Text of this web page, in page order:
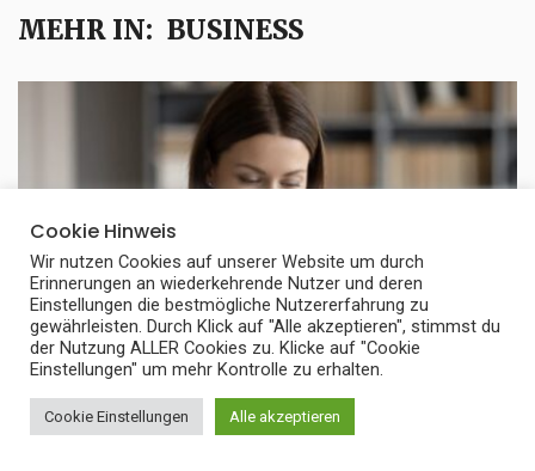
MEHR IN: BUSINESS
Cookie Hinweis
Wir nutzen Cookies auf unserer Website um durch
Erinnerungen an wiederkehrende Nutzer und deren
Einstellungen die bestmögliche Nutzererfahrung zu
gewährleisten. Durch Klick auf "Alle akzeptieren", stimmst du
der Nutzung ALLER Cookies zu. Klicke auf "Cookie
Einstellungen" um mehr Kontrolle zu erhalten.
Cookie Einstellungen Alle akzeptieren